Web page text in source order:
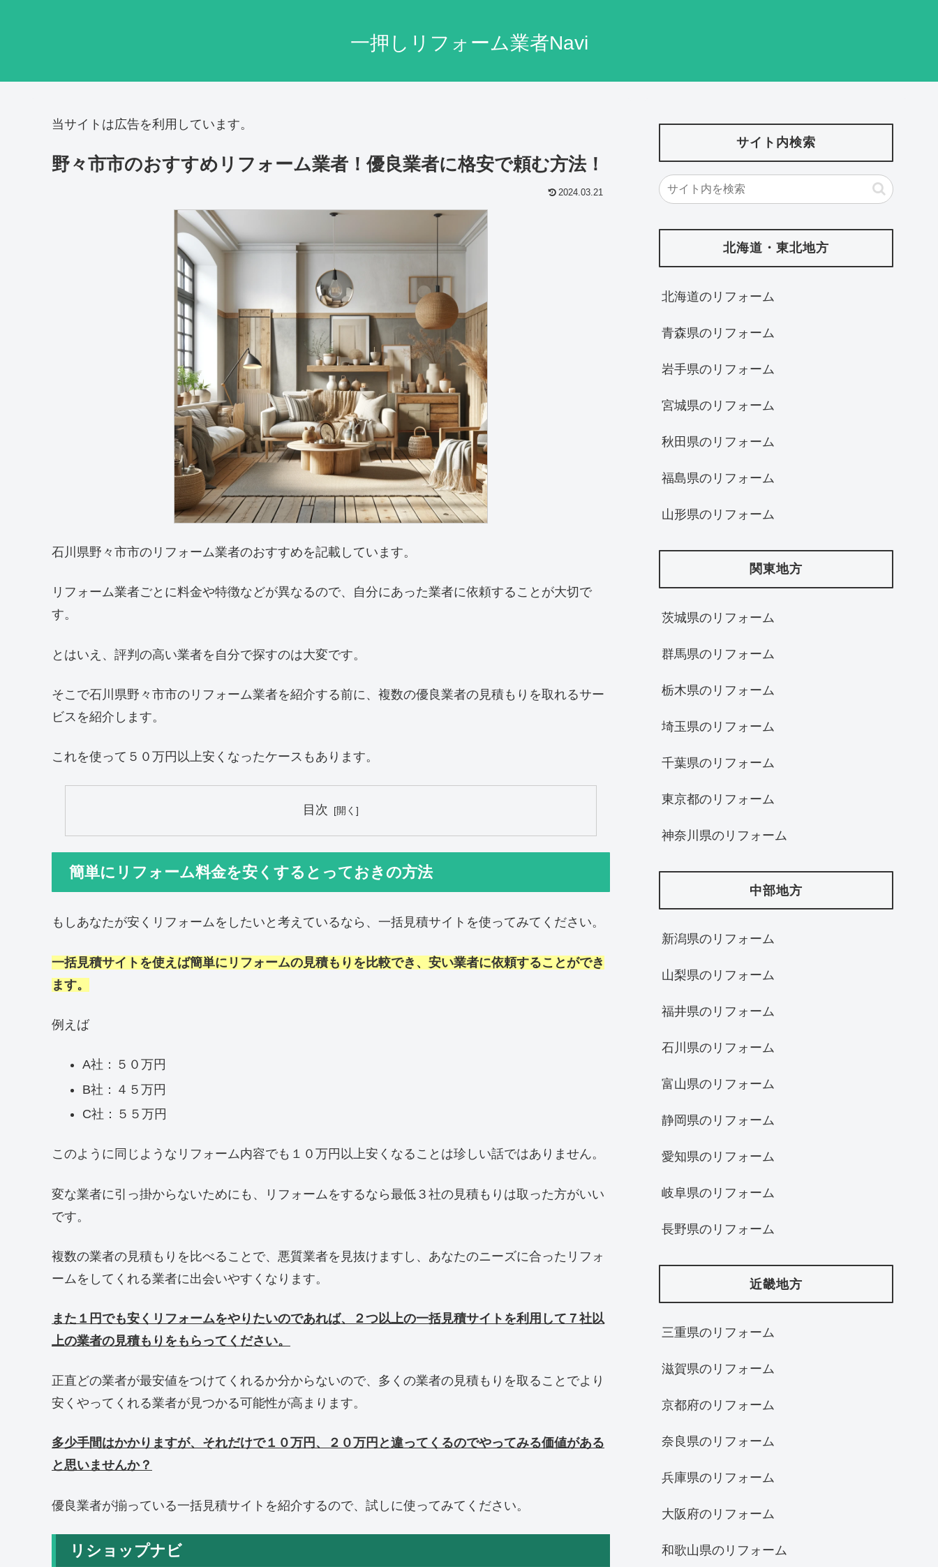
一押しリフォーム業者Navi
当サイトは広告を利用しています。
野々市市のおすすめリフォーム業者！優良業者に格安で頼む方法！
2024.03.21
石川県野々市市のリフォーム業者のおすすめを記載しています。
リフォーム業者ごとに料金や特徴などが異なるので、自分にあった業者に依頼することが大切で
す。
とはいえ、評判の高い業者を自分で探すのは大変です。
そこで石川県野々市市のリフォーム業者を紹介する前に、複数の優良業者の見積もりを取れるサー
ビスを紹介します。
これを使って５０万円以上安くなったケースもあります。
目次
簡単にリフォーム料金を安くするとっておきの方法
もしあなたが安くリフォームをしたいと考えているなら、一括見積サイトを使ってみてください。
一括見積サイトを使えば簡単にリフォームの見積もりを比較でき、安い業者に依頼することができ
ます。
例えば
A社：５０万円
B社：４５万円
C社：５５万円
このように同じようなリフォーム内容でも１０万円以上安くなることは珍しい話ではありません。
変な業者に引っ掛からないためにも、リフォームをするなら最低３社の見積もりは取った方がいい
です。
複数の業者の見積もりを比べることで、悪質業者を見抜けますし、あなたのニーズに合ったリフォ
ームをしてくれる業者に出会いやすくなります。
また１円でも安くリフォームをやりたいのであれば、２つ以上の一括見積サイトを利用して７社以
上の業者の見積もりをもらってください。
正直どの業者が最安値をつけてくれるか分からないので、多くの業者の見積もりを取ることでより
安くやってくれる業者が見つかる可能性が高まります。
多少手間はかかりますが、それだけで１０万円、２０万円と違ってくるのでやってみる価値がある
と思いませんか？
優良業者が揃っている一括見積サイトを紹介するので、試しに使ってみてください。
リショップナビ
サイト内検索
北海道・東北地方
北海道‎のリフォーム
青森県のリフォーム
岩手県のリフォーム
宮城県のリフォーム
秋田県のリフォーム
福島県のリフォーム
山形県のリフォーム
関東地方
茨城県のリフォーム
群馬県のリフォーム
栃木県のリフォーム
埼玉県のリフォーム
千葉県のリフォーム
東京都のリフォーム
神奈川県のリフォーム
中部地方
新潟県のリフォーム
山梨県のリフォーム
福井県のリフォーム
石川県のリフォーム
富山県のリフォーム
静岡県のリフォーム
愛知県のリフォーム
岐阜県のリフォーム
長野県のリフォーム
近畿地方
三重県のリフォーム
滋賀県のリフォーム
京都府のリフォーム
奈良県のリフォーム
兵庫県のリフォーム
大阪府のリフォーム
和歌山県のリフォーム